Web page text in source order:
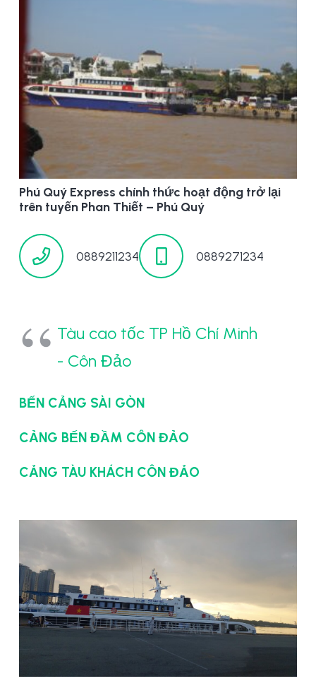
Phú Quý Express chính thức hoạt động trở lại
trên tuyến Phan Thiết – Phú Quý
0889211234 0889271234
Tàu cao tốc TP Hồ Chí Minh
- Côn Đảo
BẾN CẢNG SÀI GÒN
CẢNG BẾN ĐẦM CÔN ĐẢO
CẢNG TÀU KHÁCH CÔN ĐẢO